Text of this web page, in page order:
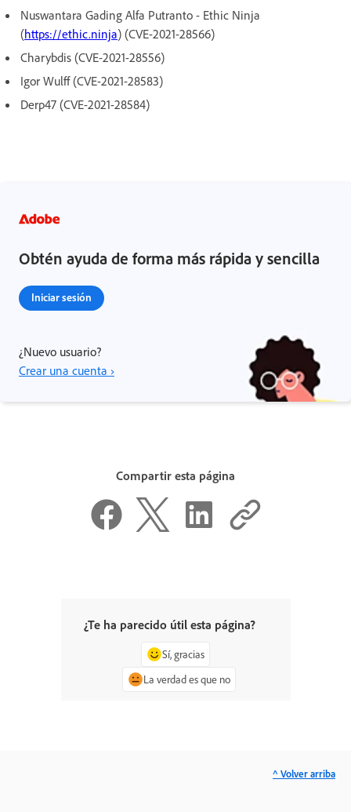
Nuswantara Gading Alfa Putranto - Ethic Ninja
(https://ethic.ninja) (CVE-2021-28566)
Charybdis (CVE-2021-28556)
Igor Wulff (CVE-2021-28583)
Derp47 (CVE-2021-28584)
Obtén ayuda de forma más rápida y sencilla
Iniciar sesión
¿Nuevo usuario?
Crear una cuenta ›
Compartir esta página
¿Te ha parecido útil esta página?
Sí, gracias
La verdad es que no
^ Volver arriba